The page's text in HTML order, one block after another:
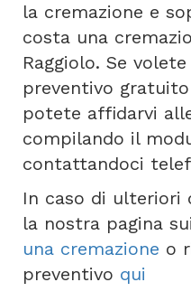
la cremazione e
costa una
Raggiolo. Se
preventivo
potete affidarvi
compilando il
contattandoci
In caso di ulteriori
la nostra pagina sui
una cremazione o
preventivo qui